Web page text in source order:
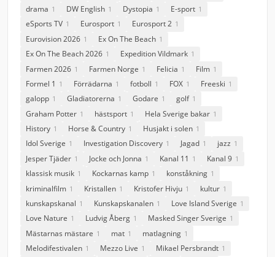
drama 1 DW English 1 Dystopia 1 E-sport 1
eSports TV 1 Eurosport 1 Eurosport 2 1
Eurovision 2026 1 Ex On The Beach 1
Ex On The Beach 2026 1 Expedition Vildmark 1
Farmen 2026 1 Farmen Norge 1 Felicia 1 Film 1
Formel 1 1 Förrädarna 1 fotboll 1 FOX 1 Freeski 1
galopp 1 Gladiatorerna 1 Godare 1 golf 1
Graham Potter 1 hästsport 1 Hela Sverige bakar 1
History 1 Horse & Country 1 Husjakt i solen 1
Idol Sverige 1 Investigation Discovery 1 Jagad 1 jazz 1
Jesper Tjäder 1 Jocke och Jonna 1 Kanal 11 1 Kanal 9 1
klassisk musik 1 Kockarnas kamp 1 konståkning 1
kriminalfilm 1 Kristallen 1 Kristofer Hivju 1 kultur 1
kunskapskanal 1 Kunskapskanalen 1 Love Island Sverige 1
Love Nature 1 Ludvig Åberg 1 Masked Singer Sverige 1
Mästarnas mästare 1 mat 1 matlagning 1
Melodifestivalen 1 Mezzo Live 1 Mikael Persbrandt 1